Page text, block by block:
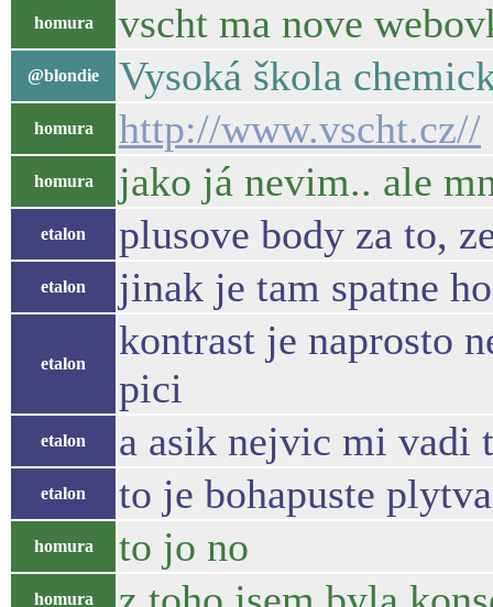
homura vscht ma nove
@blondie Vysoká škola
homura http://www.vscht.cz//
homura jako já nevim.. ale
etalon plusove body za to,
etalon jinak je tam spatne
etalon
kontrast je naprosto
pici
etalon a asik nejvic mi vadi
etalon to je bohapuste
homura to jo no
homura